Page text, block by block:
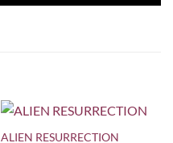
ALIEN RESURRECTION